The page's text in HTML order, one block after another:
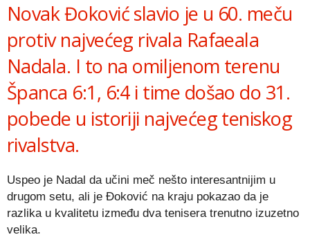
Novak Đoković slavio je u 60. meču
protiv najvećeg rivala Rafaeala
Nadala. I to na omiljenom terenu
Španca 6:1, 6:4 i time došao do 31.
pobede u istoriji najvećeg teniskog
rivalstva.
Uspeo je Nadal da učini meč nešto interesantnijim u
drugom setu, ali je Đoković na kraju pokazao da je
razlika u kvalitetu između dva tenisera trenutno izuzetno
velika.